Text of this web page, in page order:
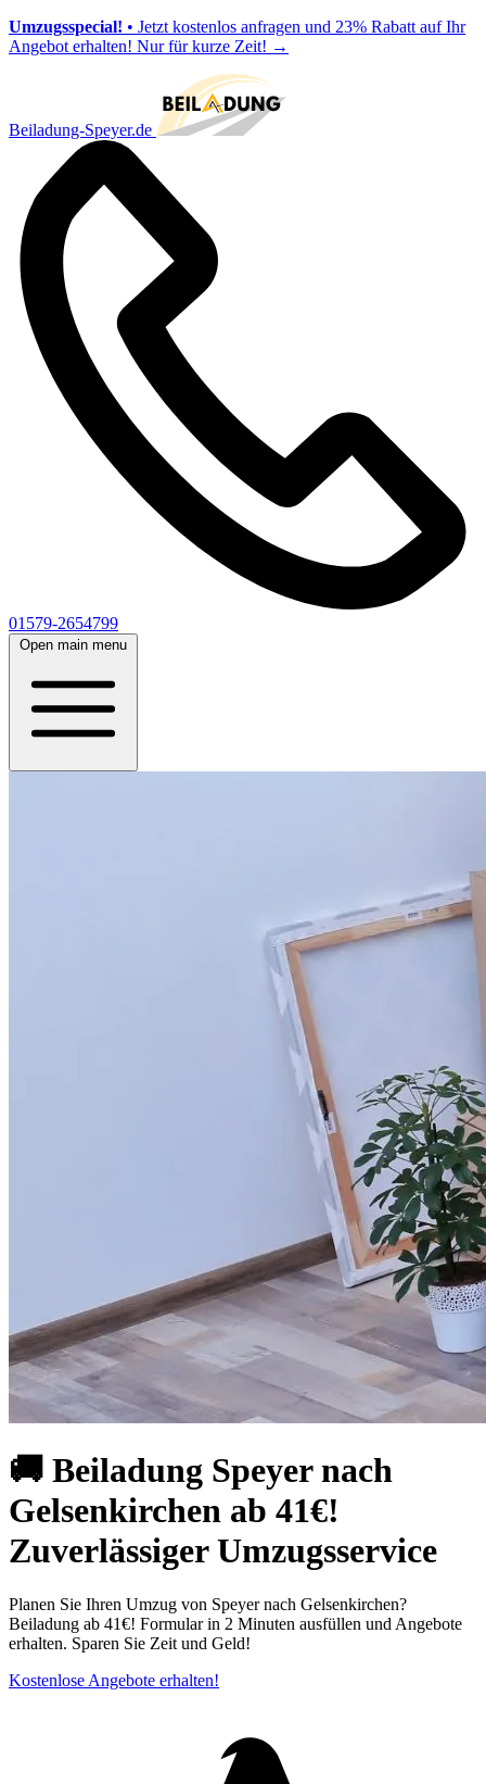
Umzugsspecial! • Jetzt kostenlos anfragen und 23% Rabatt auf Ihr
Angebot erhalten! Nur für kurze Zeit! →
Beiladung-Speyer.de
01579-2654799
Open main menu
🚚 Beiladung Speyer nach
Gelsenkirchen ab 41€!
Zuverlässiger Umzugsservice
Planen Sie Ihren Umzug von Speyer nach Gelsenkirchen?
Beiladung ab 41€! Formular in 2 Minuten ausfüllen und Angebote
erhalten. Sparen Sie Zeit und Geld!
Kostenlose Angebote erhalten!